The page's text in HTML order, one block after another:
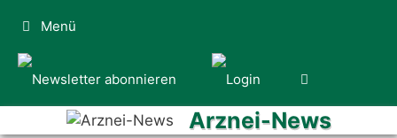
Inhalt
springen
Menü
Arznei-News